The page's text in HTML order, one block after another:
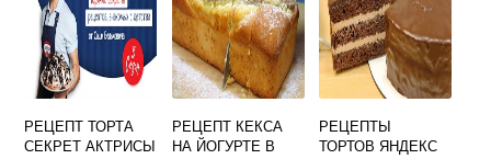
РЕЦЕПТ ТОРТА
СЕКРЕТ АКТРИСЫ
РЕЦЕПТ КЕКСА
НА ЙОГУРТЕ В
РЕЦЕПТЫ
ТОРТОВ ЯНДЕКС